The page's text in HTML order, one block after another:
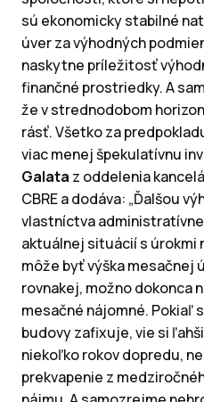
sú ekonomicky stabilné
úver za výhodných
naskytne príležitosť
finančné prostriedky. A
že v strednodobom
rásť. Všetko za
viac menej špekulatívnu
Galata z oddelenia
CBRE a dodáva: „Ďalšou
vlastníctva
aktuálnej situácií s úrokmi
môže byť výška mesačnej
rovnakej, možno dokonca
mesačné nájomné. Pokiaľ
budovy zafixuje, vie si
niekoľko rokov dopredu,
prekvapenie z